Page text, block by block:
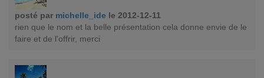
posté par michelle_ide le 2012-12-11
rien que le nom et la belle présentation cela donne envie de le
faire et de l'offrir, merci